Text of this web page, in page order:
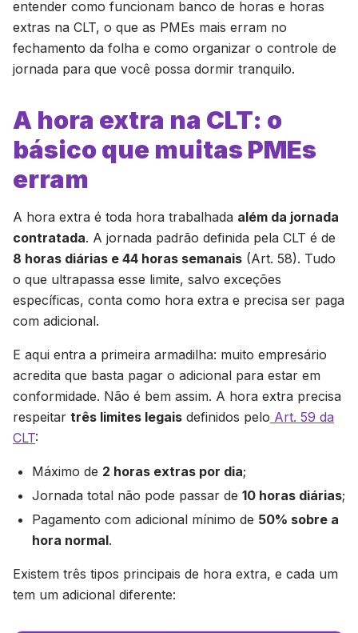
entender como funcionam banco de horas e horas
extras na CLT, o que as PMEs mais erram no
fechamento da folha e como organizar o controle de
jornada para que você possa dormir tranquilo.
A hora extra na CLT: o
básico que muitas PMEs
erram
A hora extra é toda hora trabalhada além da jornada
contratada. A jornada padrão definida pela CLT é de
8 horas diárias e 44 horas semanais (Art. 58). Tudo
o que ultrapassa esse limite, salvo exceções
específicas, conta como hora extra e precisa ser paga
com adicional.
E aqui entra a primeira armadilha: muito empresário
acredita que basta pagar o adicional para estar em
conformidade. Não é bem assim. A hora extra precisa
respeitar três limites legais definidos pelo Art. 59 da
CLT:
Máximo de 2 horas extras por dia;
Jornada total não pode passar de 10 horas diárias;
Pagamento com adicional mínimo de 50% sobre a
hora normal.
Existem três tipos principais de hora extra, e cada um
tem um adicional diferente: